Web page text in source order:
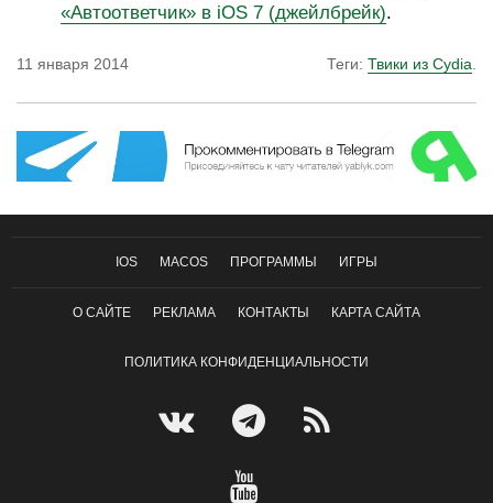
«Автоответчик» в iOS 7 (джейлбрейк).
11 января 2014 Теги: Твики из Cydia
IOS MACOS ПРОГРАММЫ ИГРЫ
О САЙТЕ РЕКЛАМА КОНТАКТЫ КАРТА САЙТА
ПОЛИТИКА КОНФИДЕНЦИАЛЬНОСТИ